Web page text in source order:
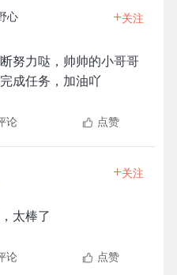
心 +关注
努力哒，帅帅的小哥哥
成任务，加油吖
论 点赞
+关注
太棒了
论 点赞